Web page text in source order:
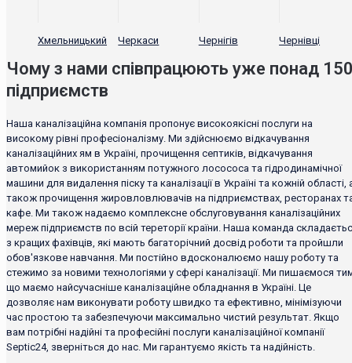
Хмельницький Черкаси Чернігів Чернівці
Чому з нами співпрацюють уже понад
підприємств
Наша каналізаційна компанія пропонує високоякісні послуги на
високому рівні професіоналізму. Ми здійснюємо відкачування
каналізаційних ям в Україні, прочищення септиків, відкачування
автомийок з використанням потужного лосососа та гідродинамічної
машини для видалення піску та каналізації в Україні та кожній області,
також прочищення жировловлювачів на підприємствах, ресторанах
кафе. Ми також надаємо комплексне обслуговування каналізаційних
мереж підприємств по всій тереторії країни. Наша команда
з кращих фахівців, які мають багаторічний досвід роботи та пройшли
обов'язкове навчання. Ми постійно вдосконалюємо нашу роботу та
стежимо за новими технологіями у сфері каналізації. Ми пишаємося
що маємо найсучасніше каналізаційне обладнання в Україні. Це
дозволяє нам виконувати роботу швидко та ефективно, мінімізуючи
час простою та забезпечуючи максимально чистий результат. Якщо
вам потрібні надійні та професійні послуги каналізаційної компанії
Septic24, зверніться до нас. Ми гарантуємо якість та надійність.